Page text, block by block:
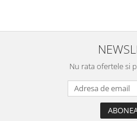
tablete
Periferice PC si accesorii
Nu rata ofertele si